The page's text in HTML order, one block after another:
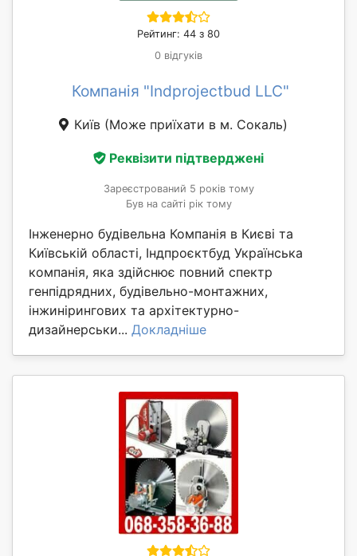
Рейтинг: 44 з 80
0 відгуків
Компанія "Indprojectbud LLC"
Київ (Може приїхати в м. Сокаль)
Реквізити підтверджені
Зареєстрований 5 років тому
Був на сайті рік тому
Інженерно будівельна Компанія в Києві та
Київській області, Індпроєктбуд Українська
компанія, яка здійснює повний спектр
генпідрядних, будівельно-монтажних,
інжинірингових та архітектурно-
дизайнерськи... Докладніше